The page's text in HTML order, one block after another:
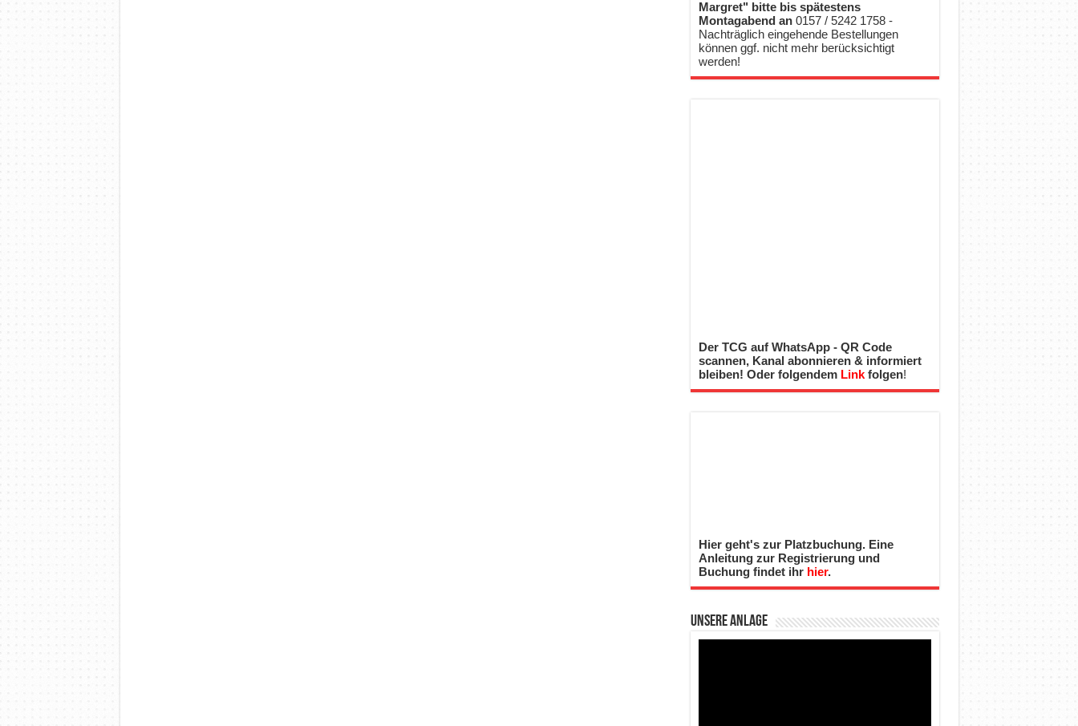
Margret" bitte bis spätestens
Montagabend an 0157 / 5242 1758 -
Nachträglich eingehende Bestellungen
können ggf. nicht mehr berücksichtigt
werden!
Der TCG auf WhatsApp - QR Code
scannen, Kanal abonnieren & informiert
bleiben! Oder folgendem Linkfolgen!
Hier geht's zur Platzbuchung. Eine
Anleitung zur Registrierung und
Buchung findet ihr hier.
Unsere Anlage